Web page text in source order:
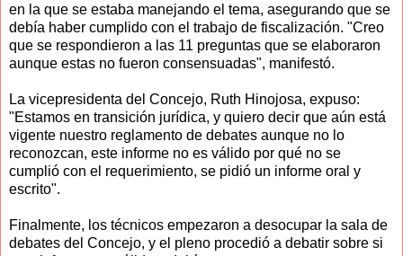
en la que se estaba manejando el tema, asegurando que se
debía haber cumplido con el trabajo de fiscalización. "Creo
que se respondieron a las 11 preguntas que se elaboraron
aunque estas no fueron consensuadas", manifestó.
La vicepresidenta del Concejo, Ruth Hinojosa, expuso:
"Estamos en transición jurídica, y quiero decir que aún está
vigente nuestro reglamento de debates aunque no lo
reconozcan, este informe no es válido por qué no se
cumplió con el requerimiento, se pidió un informe oral y
escrito".
Finalmente, los técnicos empezaron a desocupar la sala de
debates del Concejo, y el pleno procedió a debatir sobre si